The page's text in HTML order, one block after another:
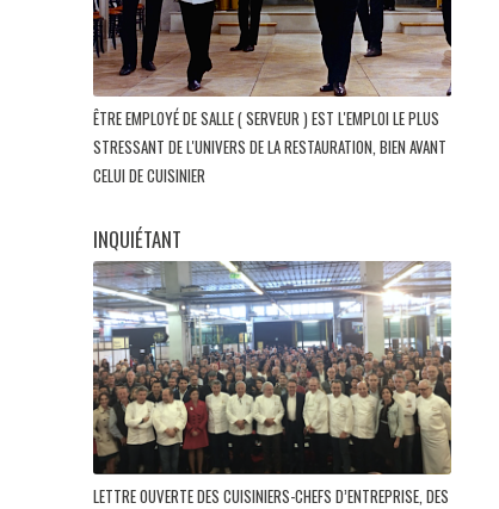
ÊTRE EMPLOYÉ DE SALLE ( SERVEUR ) EST L'EMPLOI LE PLUS
STRESSANT DE L'UNIVERS DE LA RESTAURATION, BIEN AVANT
CELUI DE CUISINIER
INQUIÉTANT
LETTRE OUVERTE DES CUISINIERS-CHEFS D’ENTREPRISE, DES